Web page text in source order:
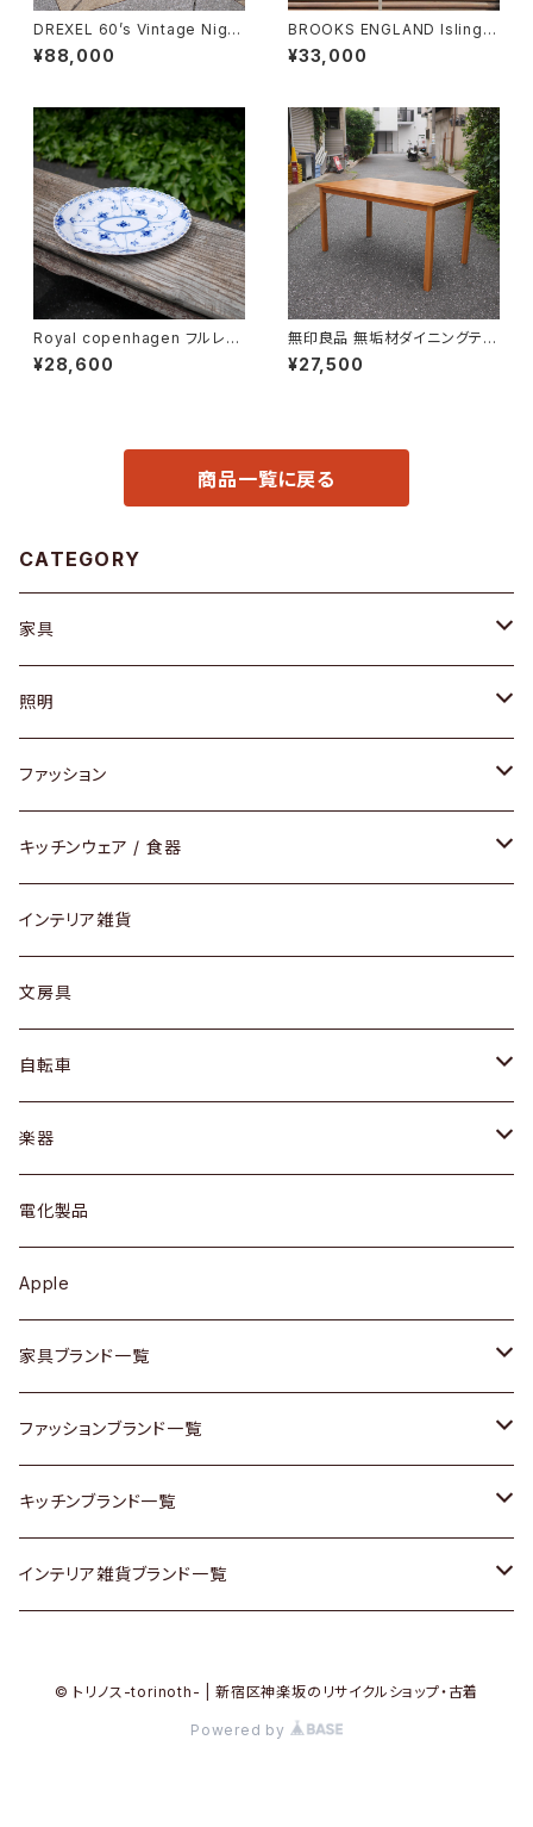
DREXEL 60’s Vintage Night
table
¥88,000
BROOKS ENGLAND Islingto
n Rucksack
¥33,000
Royal copenhagen フルレー
ス オーバルディッシュ
¥28,600
無印良品 無垢材ダイニングテー
ブル
¥27,500
商品一覧に戻る
CATEGORY
家具
ソファ / ベンチ
チェア / スツール
ダイニングセット / ダイニングテーブル
ローテーブル / サイドテーブル
デスク / コンソール
ドレッサー
シェルフ
キュリオケース / 飾り棚
カップボード / 食器棚
チェスト
その他家具
Vintageヴィンテージ / Antiqueアンティーク
Designers / デザイナーズ
照明
ペンダントライト
テーブルランプ / デスクスタンド
フロアライト
ファッション
アクセサリー
リング
ピアス / イヤリング
財布
バッグ
アウター
トップス
ワンピース
ボトムス
靴
スカーフ
腕時計
Vintage / ヴィンテージ
キッチンウェア / 食器
グラス / タンブラー
カップ / マグ
プレート / ボウル
カトラリー
ケトル / ティーポット
鍋 / フライパン
Vintage / ヴィンテージ
銀製品
和物 / 作家物
その他キッチン雑貨
インテリア雑貨
文房具
自転車
dahon
楽器
ギター
ベース
その他楽器
電化製品
Apple
家具ブランド一覧
ACME Furniture / アクメ ファニチャー
ACTUS / アクタス
arflex / アルフレックス
ファッションブランド一覧
agnes b / アニエス ベー
BALLY / バリー
キッチンブランド一覧
ARABIA / アラビア
インテリア雑貨ブランド一覧
© トリノス-torinoth- | 新宿区神楽坂のリサイクルショップ・古着
Powered by